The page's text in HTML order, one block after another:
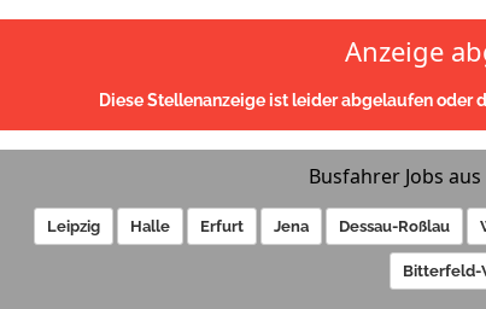
Anzeige
Diese Stellenanzeige ist leider abgelaufen
Busfahrer Jobs
Leipzig Halle Erfurt Jena Dessau-Roßlau
Bitterfeld-